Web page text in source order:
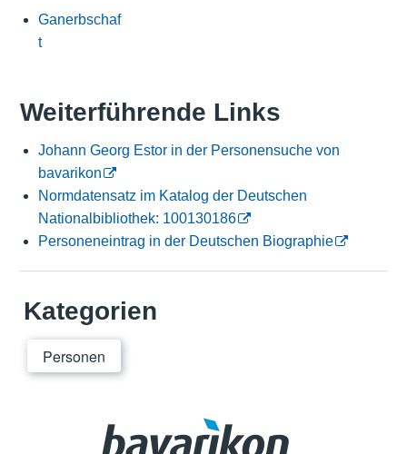
Ganerbschaf
t
Weiterführende Links
Johann Georg Estor in der Personensuche von
bavarikon
Normdatensatz im Katalog der Deutschen
Nationalbibliothek: 100130186
Personeneintrag in der Deutschen Biographie
Kategorien
Personen